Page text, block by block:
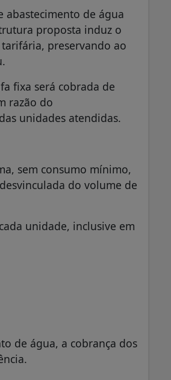
abastecimento de água
proposta induz o
preservando ao
fixa será cobrada de
razão do
unidades atendidas.
sem consumo mínimo,
do volume de
unidade, inclusive em
de água, a cobrança dos